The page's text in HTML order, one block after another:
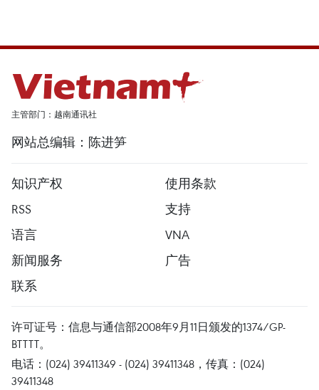
主管部门：越南通讯社
网站总编辑：陈进笋
知识产权
使用条款
RSS
支持
语言
VNA
新闻服务
广告
联系
许可证号：信息与通信部2008年9月11日颁发的1374/GP-
BTTTT。
电话：(024) 39411349 - (024) 39411348，传真：(024)
39411348